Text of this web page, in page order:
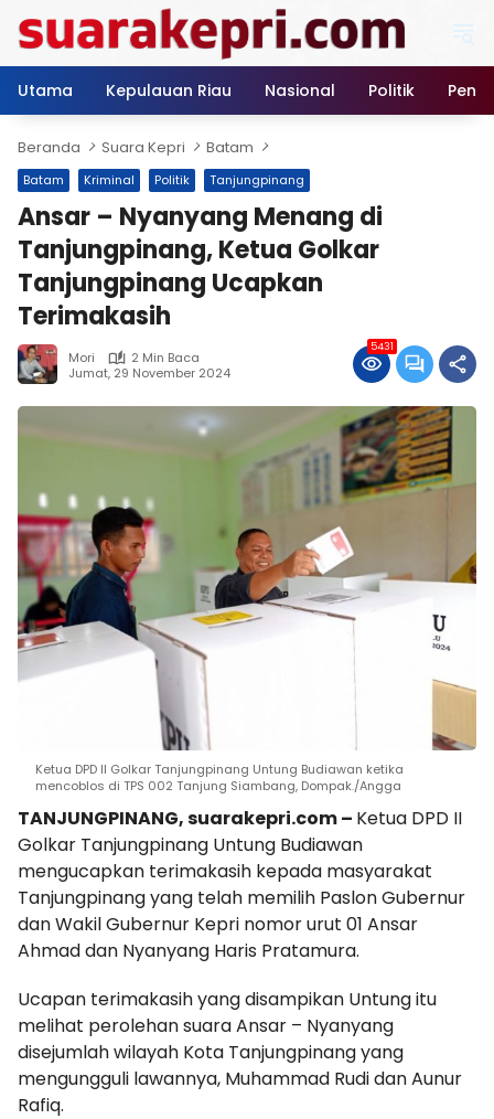
konten
Utama
Kepulauan Riau Nasional Politik
Beranda Suara Kepri Batam
Batam Kriminal Politik Tanjungpinang
Ansar – Nyanyang Menang di
Tanjungpinang, Ketua Golkar
Tanjungpinang Ucapkan
Terimakasih
Mori
2 Min Baca
Jumat, 29 November 2024
5431
Ketua DPD II Golkar Tanjungpinang Untung Budiawan ketika
mencoblos di TPS 002 Tanjung Siambang, Dompak./Angga
TANJUNGPINANG, suarakepri.com – Ketua DPD II
Golkar Tanjungpinang Untung Budiawan
mengucapkan terimakasih kepada masyarakat
Tanjungpinang yang telah memilih Paslon Gubernur
dan Wakil Gubernur Kepri nomor urut 01 Ansar
Ahmad dan Nyanyang Haris Pratamura.
Ucapan terimakasih yang disampikan Untung itu
melihat perolehan suara Ansar – Nyanyang
disejumlah wilayah Kota Tanjungpinang yang
mengungguli lawannya, Muhammad Rudi dan Aunur
Rafiq.